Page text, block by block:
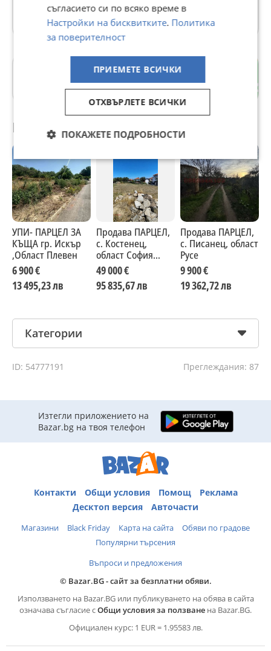
Още оферти на https://addresselena.imot.bg
Велико Търново
Препоръчани за теб
УПИ- ПАРЦЕЛ ЗА
КЪЩА гр. Искър
,Област Плевен
6 900 €
13 495,23 лв
Продава ПАРЦЕЛ,
с. Костенец,
област София
област
49 000 €
95 835,67 лв
Продава ПАРЦЕЛ,
с. Писанец, област
Русе
9 900 €
19 362,72 лв
Категории
ID: 54777191 Преглеждания: 87
Изтегли приложението на
Bazar.bg на твоя телефон
Контакти Общи условия Помощ
Реклама
Десктоп версия
Авточасти
Магазини Black Friday Карта на сайта
Обяви по градове
Популярни търсения
Въпроси и предложения
© Bazar.BG - сайт за безплатни обяви.
Използването на Bazar.BG или публикуването на обява в сайта
означава съгласие сОбщи условия за ползване на Bazar.BG.
Официален курс: 1 EUR = 1.95583 лв.
съгласието си по всяко време в
Настройки на бисквитките. Политика
за поверителност
ПРИЕМЕТЕ ВСИЧКИ
ОТХВЪРЛЕТЕ ВСИЧКИ
ПОКАЖЕТЕ ПОДРОБНОСТИ